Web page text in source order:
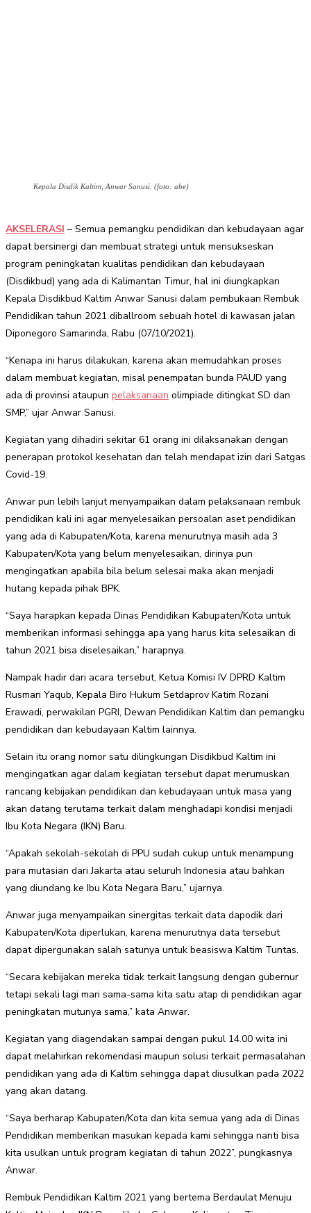
Kepala Disdik Kaltim, Anwar Sanusi. (foto: abe)
AKSELERASI – Semua pemangku pendidikan dan kebudayaan agar
dapat bersinergi dan membuat strategi untuk mensukseskan
program peningkatan kualitas pendidikan dan kebudayaan
(Disdikbud) yang ada di Kalimantan Timur, hal ini diungkapkan
Kepala Disdikbud Kaltim Anwar Sanusi dalam pembukaan Rembuk
Pendidikan tahun 2021 diballroom sebuah hotel di kawasan jalan
Diponegoro Samarinda, Rabu (07/10/2021).
“Kenapa ini harus dilakukan, karena akan memudahkan proses
dalam membuat kegiatan, misal penempatan bunda PAUD yang
ada di provinsi ataupun pelaksanaan olimpiade ditingkat SD dan
SMP,” ujar Anwar Sanusi.
Kegiatan yang dihadiri sekitar 61 orang ini dilaksanakan dengan
penerapan protokol kesehatan dan telah mendapat izin dari Satgas
Covid-19.
Anwar pun lebih lanjut menyampaikan dalam pelaksanaan rembuk
pendidikan kali ini agar menyelesaikan persoalan aset pendidikan
yang ada di Kabupaten/Kota, karena menurutnya masih ada 3
Kabupaten/Kota yang belum menyelesaikan, dirinya pun
mengingatkan apabila bila belum selesai maka akan menjadi
hutang kepada pihak BPK.
“Saya harapkan kepada Dinas Pendidikan Kabupaten/Kota untuk
memberikan informasi sehingga apa yang harus kita selesaikan di
tahun 2021 bisa diselesaikan,” harapnya.
Nampak hadir dari acara tersebut, Ketua Komisi IV DPRD Kaltim
Rusman Yaqub, Kepala Biro Hukum Setdaprov Katim Rozani
Erawadi, perwakilan PGRI, Dewan Pendidikan Kaltim dan pemangku
pendidikan dan kebudayaan Kaltim lainnya.
Selain itu orang nomor satu dilingkungan Disdikbud Kaltim ini
mengingatkan agar dalam kegiatan tersebut dapat merumuskan
rancang kebijakan pendidikan dan kebudayaan untuk masa yang
akan datang terutama terkait dalam menghadapi kondisi menjadi
Ibu Kota Negara (IKN) Baru.
“Apakah sekolah-sekolah di PPU sudah cukup untuk menampung
para mutasian dari Jakarta atau seluruh Indonesia atau bahkan
yang diundang ke Ibu Kota Negara Baru,” ujarnya.
Anwar juga menyampaikan sinergitas terkait data dapodik dari
Kabupaten/Kota diperlukan, karena menurutnya data tersebut
dapat dipergunakan salah satunya untuk beasiswa Kaltim Tuntas.
“Secara kebijakan mereka tidak terkait langsung dengan gubernur
tetapi sekali lagi mari sama-sama kita satu atap di pendidikan agar
peningkatan mutunya sama,” kata Anwar.
Kegiatan yang diagendakan sampai dengan pukul 14.00 wita ini
dapat melahirkan rekomendasi maupun solusi terkait permasalahan
pendidikan yang ada di Kaltim sehingga dapat diusulkan pada 2022
yang akan datang.
“Saya berharap Kabupaten/Kota dan kita semua yang ada di Dinas
Pendidikan memberikan masukan kepada kami sehingga nanti bisa
kita usulkan untuk program kegiatan di tahun 2022”, pungkasnya
Anwar.
Rembuk Pendidikan Kaltim 2021 yang bertema Berdaulat Menuju